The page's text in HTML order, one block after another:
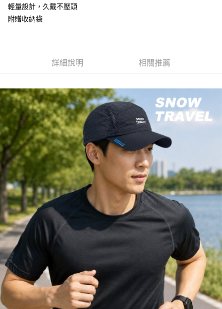
2.付款方式選擇「大哥付你分期」，訂單成立後會自動跳轉到大哥付的交易
流程，驗證手機門號後，選擇欲分期的期數、繳款截止日，確認付款後即完
成交易。
法說明評估內容。
【繳款方式說明】
2.透過簡訊連結打開帳單後，可選擇「超商條碼／台灣大直營門市／銀行轉
帳／街口支付／iPASS MONEY」等通路繳費。
【注意事項】
1.本服務係由「台灣大哥大股份有限公司」（以下簡稱本公司）所提供，讓
用戶於交易時，得透過本服務購買商品或服務，並由商店將買賣／分期付款
買賣價金債權讓與本公司後，依約使用本公司帳單繳交帳款。
2.基於同意付款使用「大哥付你分期」之契約關係目的，商店將以您的個人
資料（包含姓名、電話或地址）提供予台灣大哥大進項蒐集、處理及利用，
由本公司與您本人進行分期帳單所需資料之確認、核對及更正。
3.完整用戶服務條款，請詳閱以下連結：https://oppay.tw/userRule
相關說明
【關於「AFTEE先享後付」】
３．安心：先確認商品／服務後，再付款。
１．於結帳方式選擇「AFTEE先享後付」後，將跳轉至「AFTEE先享後付」
結帳頁面，進行簡訊認證並確認金額後，即可完成結帳。
２．訂單成立數日內，您將收到繳費通知簡訊。
３．收到繳費通知簡訊後14天內，點擊此簡訊中的連結，可透過四大超商／
ATM／網路銀行／等多元方式進行付款，方視為交易完成。
※ 請注意：結帳手續完成當下不需立刻繳費，但若您需要取消訂單，請聯絡
購買商品的店家。未經商家同意取消之訂單仍視為有效，需透過AFTEE先享
後付繳納相關費用。
※ 交易是否成功請以「AFTEE先享後付 」之結帳頁面顯示為準，若有關於
是否繳費成功／繳費後需取消欲退款等相關疑問，請聯繫「AFTEE先享後付
客戶支援中心」https://netprotections.freshdesk.com/support/home
【注意事項】
１．透過由恩沛科技股份有限公司提供之「AFTEE先享後付」服務完成之交
易，需依本服務之必要範圍內提供個人資料，並將交易相關給付款項請求債
權轉讓予恩沛科技股份有限公司。
２．關於個人資料處理事宜，請瀏覽以下網址：
https://aftee.tw/terms/#terms3
３．未成年的使用者請事先徵得法定代理人或監護人之同意方可使用
「AFTEE先享後付」，若未經同意申辦者引起之損失，本公司不負相關責
任。
４．使用「AFTEE先享後付」時，將依據個別帳號之用戶狀況，依本公司即
時審查核予不同之上限額度；若仍有額度不足之情形，本公司將視審查結果
請求用戶進行身份認證。
５．嚴禁一人註冊多個帳號或使用他人資訊註冊。若發現惡意使用之情形，
每筆NT$60，滿NT$499(含以上)免運費
7-11取貨付款
每筆NT$60，滿NT$799(含以上)免運費
宅配
每筆NT$100，滿NT$799(含以上)免運費
付款後門市自取
免運費
貨到付款
每筆NT$130，滿NT$3,000(含以上)免運費
輕量設計，久戴不壓頭
附贈收納袋
詳細說明 相關推薦